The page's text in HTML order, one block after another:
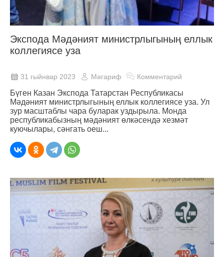
Экспода Мәдәният министрлыгының еллык
коллегиясе уза
31 гыйнвар 2023 Мәгариф Комментарий
Бүген Казан Экспода Татарстан Республикасы
Мәдәният министрлыгының еллык коллегиясе уза. Ул
зур масштаблы чара буларак уздырыла. Монда
республикабызның мәдәният өлкәсендә хезмәт
куючылары, сәнгать оеш...